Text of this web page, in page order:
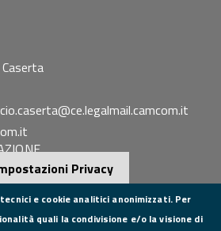
Privacy
e cookie analitici anonimizzati. Per
quali la condivisione e/o la visione di